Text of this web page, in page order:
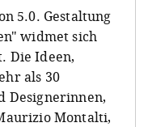
5.0. Gestaltung
widmet sich
Die Ideen,
als 30
Designerinnen,
Montalti,